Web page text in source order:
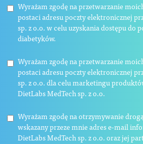
Wyrażam zgodę na przetwarzanie
postaci adresu poczty elektronicznej
sp. z o.o. w celu uzyskania dostępu do
diabetyków.
Wyrażam zgodę na przetwarzanie
postaci adresu poczty elektronicznej
sp. z o.o. dla celu marketingu
DietLabs MedTech sp. z o.o.
Wyrażam zgodę na otrzymywanie
wskazany przeze mnie adres e-mail
DietLabs MedTech sp. z o.o. oraz jej